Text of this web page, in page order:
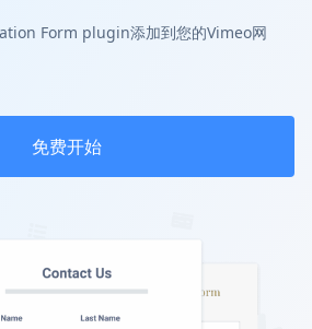
Form plugin添加到您的Vimeo网
免费开始